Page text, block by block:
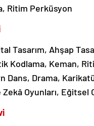
Ritim Perküsyon
Tasarım, Ahşap
Kodlama, Keman,
Dans, Drama,
Zekâ Oyunları,